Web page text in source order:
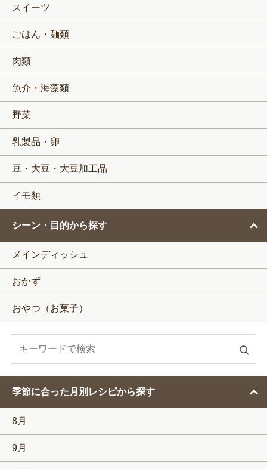
スイーツ
ごはん・麺類
肉類
魚介・海藻類
野菜
乳製品・卵
豆・大豆・大豆加工品
イモ類
シーン・目的から探す
メインディッシュ
おかず
おやつ（お菓子）
索
季節に合った月別レシピから探す
8月
9月